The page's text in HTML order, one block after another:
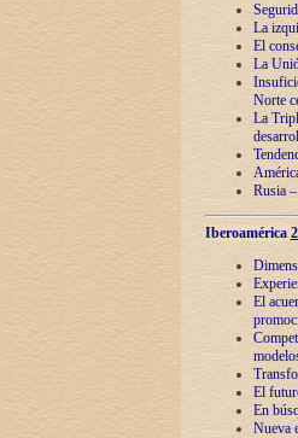
La
El
La
Norte
La
Rusia
Iberoamérica
El
El
En
Nueva